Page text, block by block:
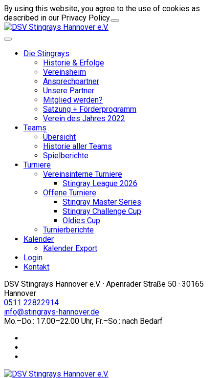
By using this website, you agree to the use of cookies as
described in our Privacy Policy.
Die Stingrays
Historie & Erfolge
Vereinsheim
Ansprechpartner
Unsere Partner
Mitglied werden?
Satzung + Förderprogramm
Verein des Jahres 2022
Teams
Übersicht
Historie aller Teams
Spielberichte
Turniere
Vereinsinterne Turniere
Stingray League 2026
Offene Turniere
Stingray Master Series
Stingray Challenge Cup
Oldies Cup
Turnierberichte
Kalender
Kalender Export
Login
Kontakt
DSV Stingrays Hannover e.V. · Apenrader Straße 50 · 30165
Hannover
0511 22822914
info@stingrays-hannover.de
Mo.–Do.: 17.00–22.00 Uhr, Fr.–So.: nach Bedarf